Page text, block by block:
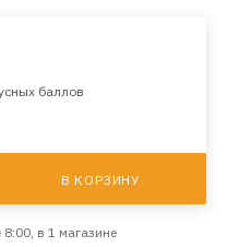
баллов
В КОРЗИНУ
в 1 магазине